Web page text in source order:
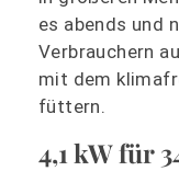
es abends und
Verbrauchern
mit dem
füttern.
4,1 kW für